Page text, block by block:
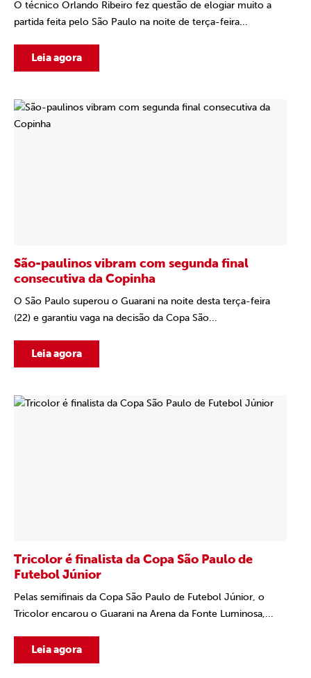
O técnico Orlando Ribeiro fez questão de elogiar muito a
partida feita pelo São Paulo na noite de terça-feira...
Leia agora
São-paulinos vibram com segunda final
consecutiva da Copinha
O São Paulo superou o Guarani na noite desta terça-feira
(22) e garantiu vaga na decisão da Copa São...
Leia agora
Tricolor é finalista da Copa São Paulo de
Futebol Júnior
Pelas semifinais da Copa São Paulo de Futebol Júnior, o
Tricolor encarou o Guarani na Arena da Fonte Luminosa,...
Leia agora